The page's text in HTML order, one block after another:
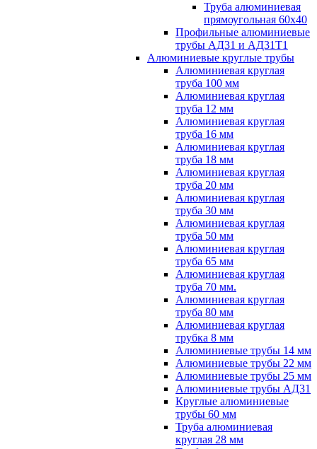
Труба алюминиевая
прямоугольная 60х40
Профильные алюминиевые
трубы АД31 и АД31Т1
Алюминиевые круглые трубы
Алюминиевая круглая
труба 100 мм
Алюминиевая круглая
труба 12 мм
Алюминиевая круглая
труба 16 мм
Алюминиевая круглая
труба 18 мм
Алюминиевая круглая
труба 20 мм
Алюминиевая круглая
труба 30 мм
Алюминиевая круглая
труба 50 мм
Алюминиевая круглая
труба 65 мм
Алюминиевая круглая
труба 70 мм.
Алюминиевая круглая
труба 80 мм
Алюминиевая круглая
трубка 8 мм
Алюминиевые трубы 14 мм
Алюминиевые трубы 22 мм
Алюминиевые трубы 25 мм
Алюминиевые трубы АД31
Круглые алюминиевые
трубы 60 мм
Труба алюминиевая
круглая 28 мм